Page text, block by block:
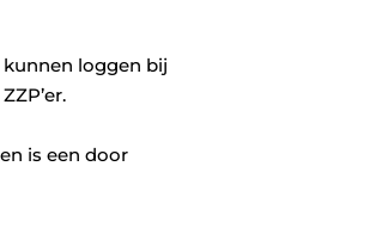
loggen bij
is een door